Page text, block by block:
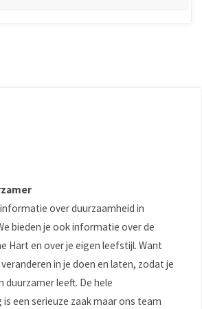
over duurzaamheid in
bieden je ook informatie over de
Hart en over je eigen leefstijl. Want
in je doen en laten, zodat je
duurzamer leeft. De hele
een serieuze zaak maar ons team